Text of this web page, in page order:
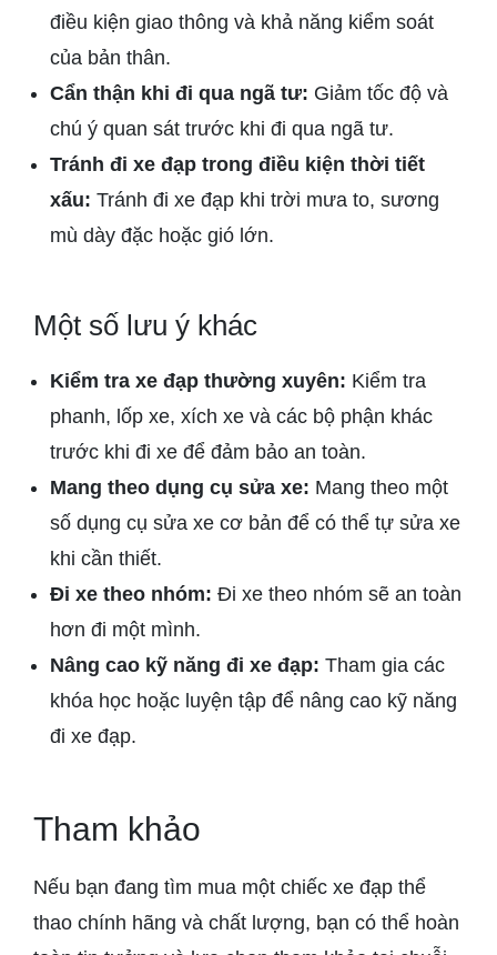
điều kiện giao thông và khả năng kiểm soát
của bản thân.
Cẩn thận khi đi qua ngã tư: Giảm tốc độ và
chú ý quan sát trước khi đi qua ngã tư.
Tránh đi xe đạp trong điều kiện thời tiết
xấu: Tránh đi xe đạp khi trời mưa to, sương
mù dày đặc hoặc gió lớn.
Một số lưu ý khác
Kiểm tra xe đạp thường xuyên: Kiểm tra
phanh, lốp xe, xích xe và các bộ phận khác
trước khi đi xe để đảm bảo an toàn.
Mang theo dụng cụ sửa xe: Mang theo một
số dụng cụ sửa xe cơ bản để có thể tự sửa xe
khi cần thiết.
Đi xe theo nhóm: Đi xe theo nhóm sẽ an toàn
hơn đi một mình.
Nâng cao kỹ năng đi xe đạp: Tham gia các
khóa học hoặc luyện tập để nâng cao kỹ năng
đi xe đạp.
Tham khảo
Nếu bạn đang tìm mua một chiếc xe đạp thể
thao chính hãng và chất lượng, bạn có thể hoàn